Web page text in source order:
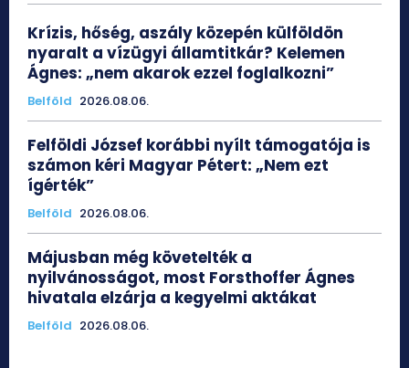
Krízis, hőség, aszály közepén külföldön
nyaralt a vízügyi államtitkár? Kelemen
Ágnes: „nem akarok ezzel foglalkozni”
Belföld 2026.08.06.
Felföldi József korábbi nyílt támogatója is
számon kéri Magyar Pétert: „Nem ezt
ígérték”
Belföld 2026.08.06.
Májusban még követelték a
nyilvánosságot, most Forsthoffer Ágnes
hivatala elzárja a kegyelmi aktákat
Belföld 2026.08.06.